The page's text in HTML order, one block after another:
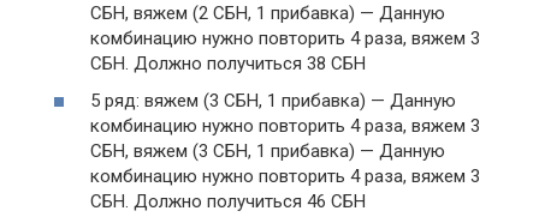
СБН, вяжем (2 СБН, 1 прибавка) — Данную
комбинацию нужно повторить 4 раза, вяжем 3
СБН. Должно получиться 38 СБН
5 ряд: вяжем (3 СБН, 1 прибавка) — Данную
комбинацию нужно повторить 4 раза, вяжем 3
СБН, вяжем (3 СБН, 1 прибавка) — Данную
комбинацию нужно повторить 4 раза, вяжем 3
СБН. Должно получиться 46 СБН